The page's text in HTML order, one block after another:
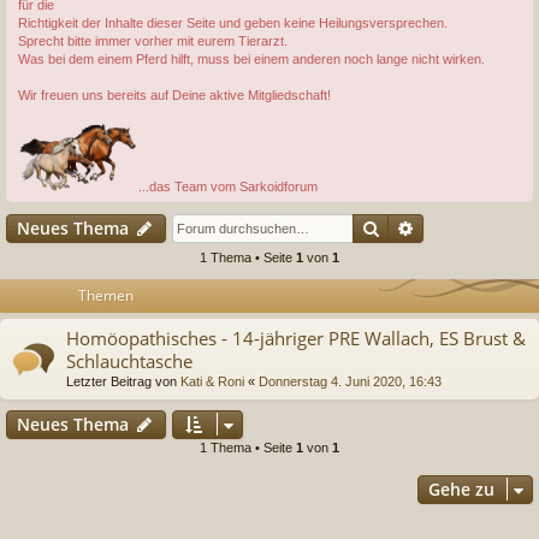
für die
Richtigkeit der Inhalte dieser Seite und geben keine Heilungsversprechen.
Sprecht bitte immer vorher mit eurem Tierarzt.
Was bei dem einem Pferd hilft, muss bei einem anderen noch lange nicht wirken.
Wir freuen uns bereits auf Deine aktive Mitgliedschaft!
...das Team vom Sarkoidforum
Neues Thema Suche
1 Thema • Seite 1 von 1
Themen
Homöopathisches - 14-jähriger PRE Wallach, ES Brust &
Schlauchtasche
Letzter Beitrag von Kati & Roni « Donnerstag 4. Juni 2020, 16:43
Neues Thema
1 Thema • Seite 1 von 1
Gehe zu